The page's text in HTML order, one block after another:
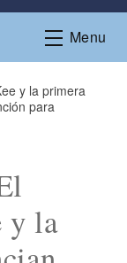
t
L
g
n
g
Menu
y la primera
para
y la